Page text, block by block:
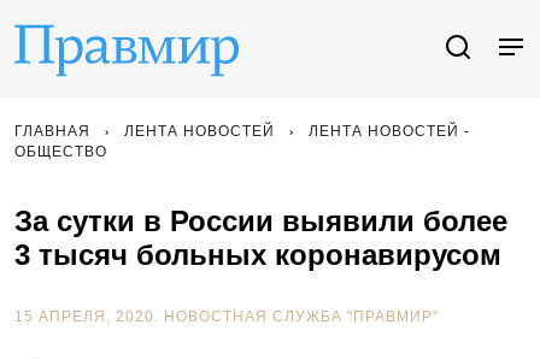
ГЛАВНАЯ ЛЕНТА НОВОСТЕЙ
ЛЕНТА НОВОСТЕЙ -
ОБЩЕСТВО
За сутки в России выявили более
3 тысяч больных коронавирусом
15 АПРЕЛЯ, 2020. НОВОСТНАЯ СЛУЖБА "ПРАВМИР"